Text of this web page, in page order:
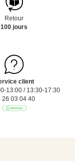
Retour
100 jours
client
13:00 / 13:30-17:30
26 03 04 40